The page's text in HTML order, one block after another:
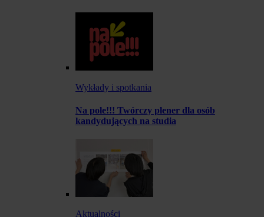
Wykłady i spotkania
Na pole!!! Twórczy plener dla osób
kandydujących na studia
Aktualności